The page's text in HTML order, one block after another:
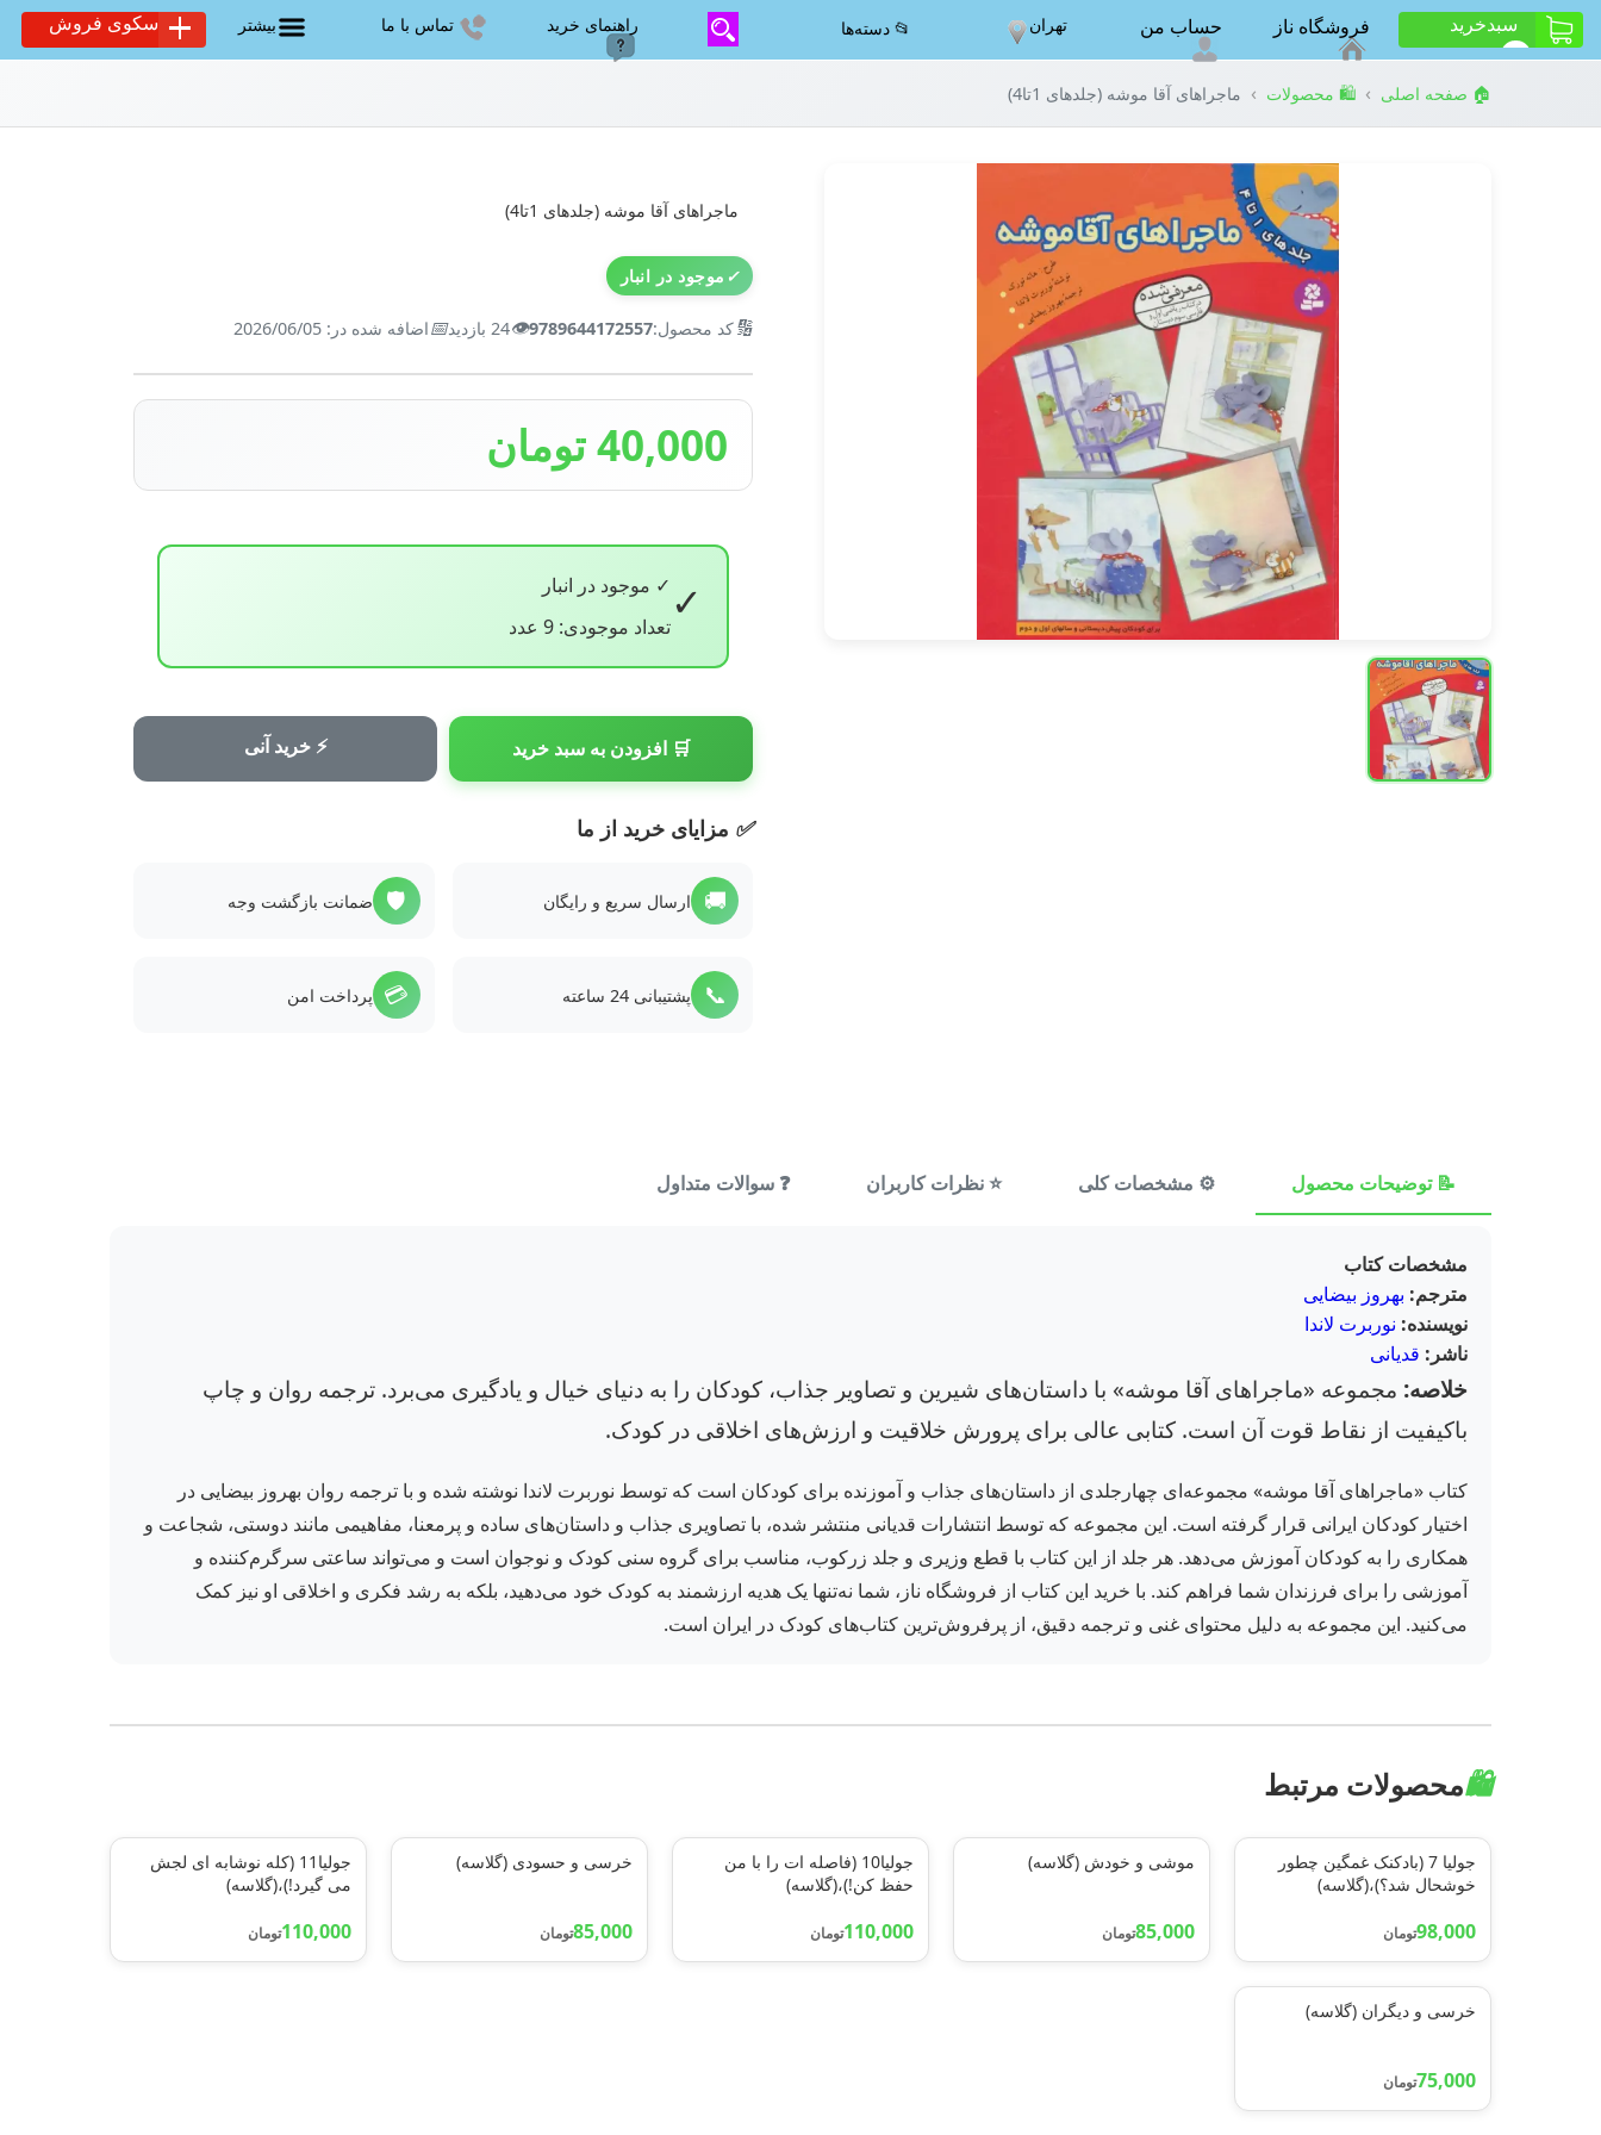
سبد‌خرید فروشگاه ناز حساب من تهران 📂 دسته‌ها راهنمای خرید تماس با ما بیشتر سکوی فروش
🏠 صفحه اصلی › 🛍️ محصولات › ماجراهای آقا موشه (جلدهای 1تا4)
ماجراهای آقا موشه (جلدهای 1تا4)
✓ موجود در انبار
🔢کد محصول:9789644172557
👁️24 بازدید 📅اضافه شده در: 2026/06/05
40,000 تومان
✓ ✓ موجود در انبار
تعداد موجودی: 9 عدد
🛒 افزودن به سبد خرید ⚡ خرید آنی
✅ مزایای خرید از ما
🚚 ارسال سریع و رایگان 🛡️ ضمانت بازگشت وجه
📞 پشتیبانی 24 ساعته 💳 پرداخت امن
📝 توضیحات محصول ⚙️ مشخصات کلی ⭐ نظرات کاربران ❓ سوالات متداول
مشخصات کتاب
مترجم: بهروز بیضایی
نویسنده: نوربرت لاندا
ناشر: قدیانی
خلاصه: مجموعه «ماجراهای آقا موشه» با داستان‌های شیرین و تصاویر جذاب، کودکان را به دنیای خیال و یادگیری می‌برد. ترجمه روان و چاپ
باکیفیت از نقاط قوت آن است. کتابی عالی برای پرورش خلاقیت و ارزش‌های اخلاقی در کودک.
کتاب «ماجراهای آقا موشه» مجموعه‌ای چهارجلدی از داستان‌های جذاب و آموزنده برای کودکان است که توسط نوربرت لاندا نوشته شده و با ترجمه روان بهروز بیضایی در
اختیار کودکان ایرانی قرار گرفته است. این مجموعه که توسط انتشارات قدیانی منتشر شده، با تصاویری جذاب و داستان‌های ساده و پرمعنا، مفاهیمی مانند دوستی، شجاعت و
همکاری را به کودکان آموزش می‌دهد. هر جلد از این کتاب با قطع وزیری و جلد زرکوب، مناسب برای گروه سنی کودک و نوجوان است و می‌تواند ساعتی سرگرم‌کننده و
آموزشی را برای فرزندان شما فراهم کند. با خرید این کتاب از فروشگاه ناز، شما نه‌تنها یک هدیه ارزشمند به کودک خود می‌دهید، بلکه به رشد فکری و اخلاقی او نیز کمک
می‌کنید. این مجموعه به دلیل محتوای غنی و ترجمه دقیق، از پرفروش‌ترین کتاب‌های کودک در ایران است.
🛍️محصولات مرتبط
جولیا 7 (بادکنک غمگین چطور
خوشحال شد؟)،(گلاسه)
98,000تومان
موشی و خودش (گلاسه)
85,000تومان
جولیا10 (فاصله ات را با من
حفظ کن!)،(گلاسه)
110,000تومان
خرسی و حسودی (گلاسه)
85,000تومان
جولیا11 (کله نوشابه ای لجش
می گیرد!)،(گلاسه)
110,000تومان
خرسی و دیگران (گلاسه)
75,000تومان